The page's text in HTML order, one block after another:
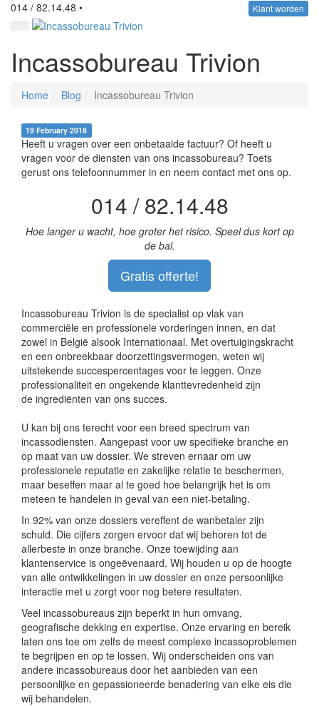
014 / 82.14.48 • Klant worden
Incassobureau Trivion
Home Blog Incassobureau Trivion
19 February 2018
Heeft u vragen over een onbetaalde factuur? Of heeft u
vragen voor de diensten van ons incassobureau? Toets
gerust ons telefoonnummer in en neem contact met ons op.
014 / 82.14.48
Hoe langer u wacht, hoe groter het risico. Speel dus kort op
de bal.
Gratis offerte!
Incassobureau Trivion is de specialist op vlak van
commerciële en professionele vorderingen innen, en dat
zowel in België alsook Internationaal. Met overtuigingskracht
en een onbreekbaar doorzettingsvermogen, weten wij
uitstekende succespercentages voor te leggen. Onze
professionaliteit en ongekende klanttevredenheid zijn
de ingrediënten van ons succes.
U kan bij ons terecht voor een breed spectrum van
incassodiensten. Aangepast voor uw specifieke branche en
op maat van uw dossier. We streven ernaar om uw
professionele reputatie en zakelijke relatie te beschermen,
maar beseffen maar al te goed hoe belangrijk het is om
meteen te handelen in geval van een niet-betaling.
In 92% van onze dossiers vereffent de wanbetaler zijn
schuld. Die cijfers zorgen ervoor dat wij behoren tot de
allerbeste in onze branche. Onze toewijding aan
klantenservice is ongeëvenaard. Wij houden u op de hoogte
van alle ontwikkelingen in uw dossier en onze persoonlijke
interactie met u zorgt voor nog betere resultaten.
Veel incassobureaus zijn beperkt in hun omvang,
geografische dekking en expertise. Onze ervaring en bereik
laten ons toe om zelfs de meest complexe incassoproblemen
te begrijpen en op te lossen. Wij onderscheiden ons van
andere incassobureaus door het aanbieden van een
persoonlijke en gepassioneerde benadering van elke eis die
wij behandelen.